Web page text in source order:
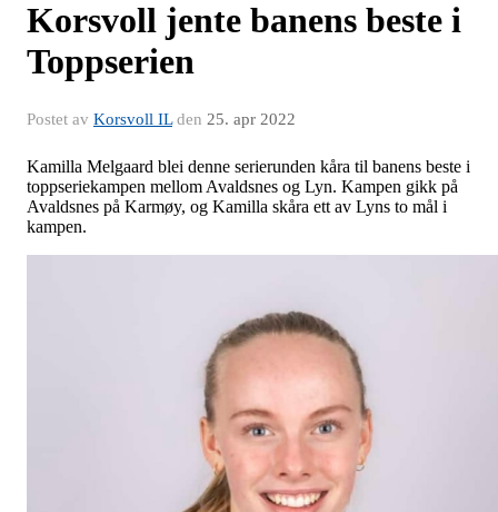
Korsvoll jente banens beste i
Toppserien
Postet av Korsvoll ILden 25. apr 2022
Kamilla Melgaard blei denne serierunden kåra til banens beste i
toppseriekampen mellom Avaldsnes og Lyn. Kampen gikk på
Avaldsnes på Karmøy, og Kamilla skåra ett av Lyns to mål i
kampen.